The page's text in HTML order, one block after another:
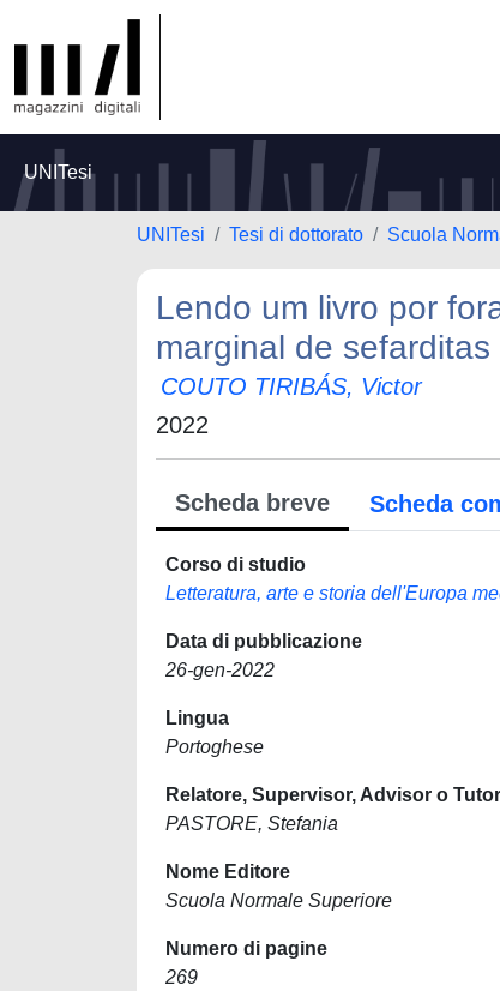
UNITesi
UNITesi Tesi di dottorato Scuola
Lendo um livro por
marginal de
COUTO TIRIBÁS, Victor
2022
Scheda breve Scheda
Corso di studio
Letteratura, arte e storia dell'Europa
Data di pubblicazione
26-gen-2022
Lingua
Portoghese
Relatore, Supervisor, Advisor o Tutor
PASTORE, Stefania
Nome Editore
Scuola Normale Superiore
Numero di pagine
269